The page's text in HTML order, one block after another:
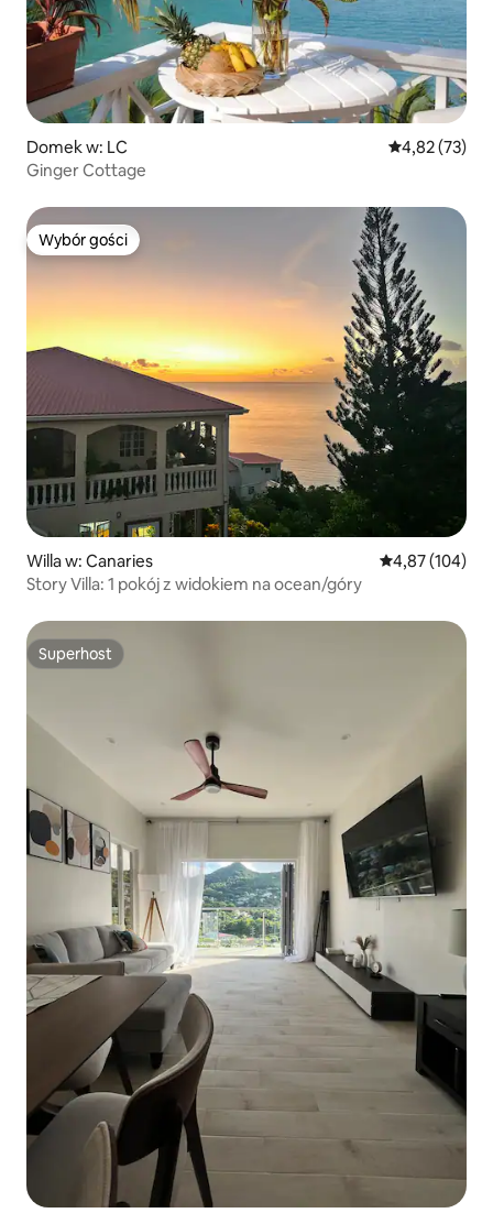
Domek w: LC Średnia
4,82 (73)
Ginger Cottage
Wybór gości
Wybór gości
Willa w: Canaries Średnia
4,87 (104)
Story Villa: 1 pokój z widokiem na ocean/góry
Superhost
Superhost